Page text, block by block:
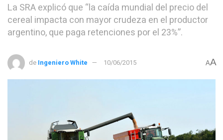
La SRA explicó que “la caída mundial del precio del
cereal impacta con mayor crudeza en el productor
argentino, que paga retenciones por el 23%”.
de Ingeniero White 10/06/2015 AA